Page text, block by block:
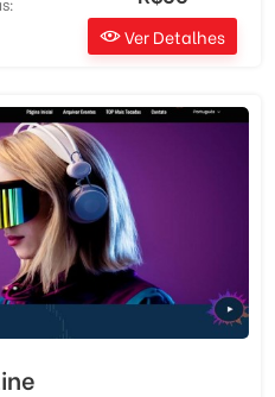
Ver Detalhes